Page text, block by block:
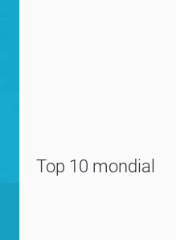
Top 10 mondial